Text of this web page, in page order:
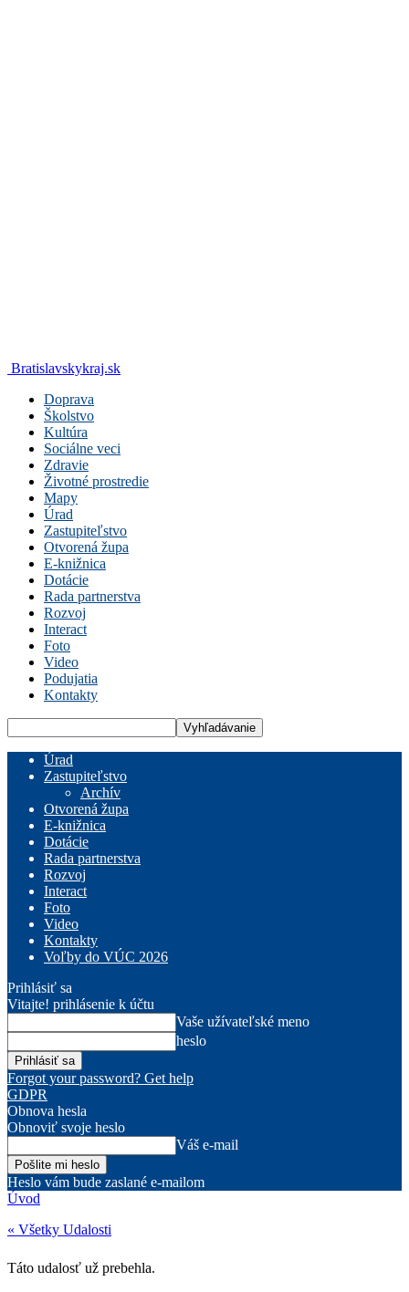
Bratislavskykraj.sk
Doprava
Školstvo
Kultúra
Sociálne veci
Zdravie
Životné prostredie
Mapy
Úrad
Zastupiteľstvo
Otvorená župa
E-knižnica
Dotácie
Rada partnerstva
Rozvoj
Interact
Foto
Video
Podujatia
Kontakty
Úrad
Zastupiteľstvo
Archív
Otvorená župa
E-knižnica
Dotácie
Rada partnerstva
Rozvoj
Interact
Foto
Video
Kontakty
Voľby do VÚC 2026
Prihlásiť sa
Vitajte! prihlásenie k účtu
Vaše užívateľské meno
heslo
Forgot your password? Get help
GDPR
Obnova hesla
Obnoviť svoje heslo
Váš e-mail
Heslo vám bude zaslané e-mailom
Úvod
« Všetky Udalosti
Táto udalosť už prebehla.